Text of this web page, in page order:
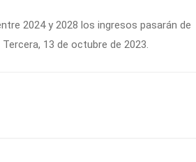
2024 y 2028 los ingresos pasarán de
13 de octubre de 2023.